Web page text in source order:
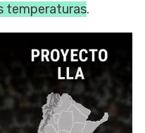
temperaturas.